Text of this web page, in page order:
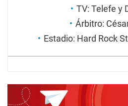
TV: Telefe y
Árbitro:
Estadio: Hard Rock